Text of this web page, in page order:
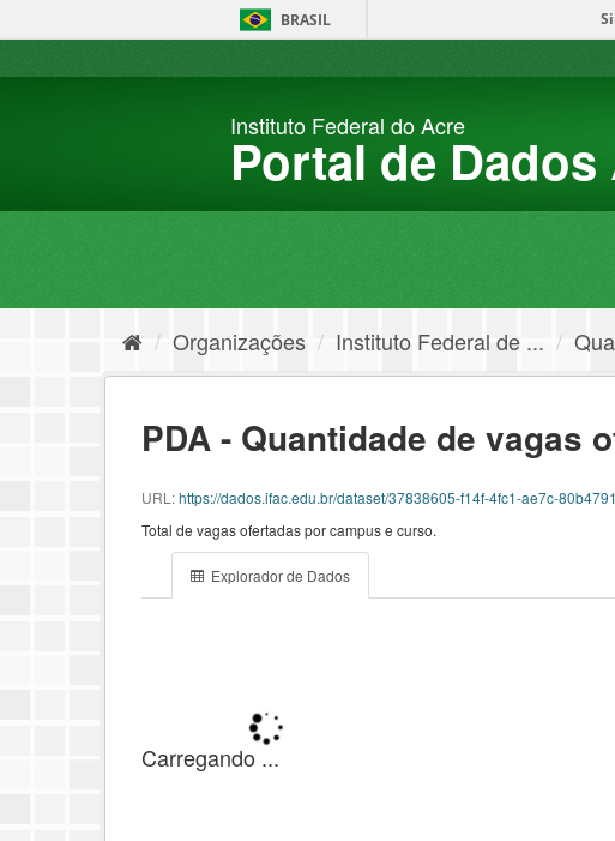
BRASIL
Instituto Federal do Acre
Portal de
Organizações Instituto Federal de ...
PDA - Quantidade de vagas
URL:https://dados.ifac.edu.br/dataset/37838605-f14f-4fc1-ae7c-
Total de vagas ofertadas por campus e curso.
Explorador de Dados